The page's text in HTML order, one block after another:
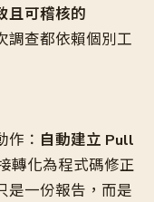
且可稽核的
調查都依賴個別工
： 自動建立 Pull
轉化為程式碼修正
是一份報告，而是